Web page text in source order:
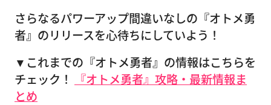
さらなるパワーアップ間違いなしの『オトメ勇
者』のリリースを心待ちにしていよう！
▼これまでの『オトメ勇者』の情報はこちらを
チェック！
『オトメ勇者』攻略・最新情報ま
とめ